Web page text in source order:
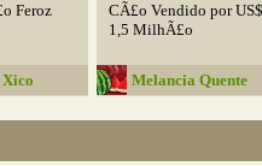
Feroz
Xico
CÃ£o Vendido por US$
1,5 MilhÃ£o
Melancia Quente